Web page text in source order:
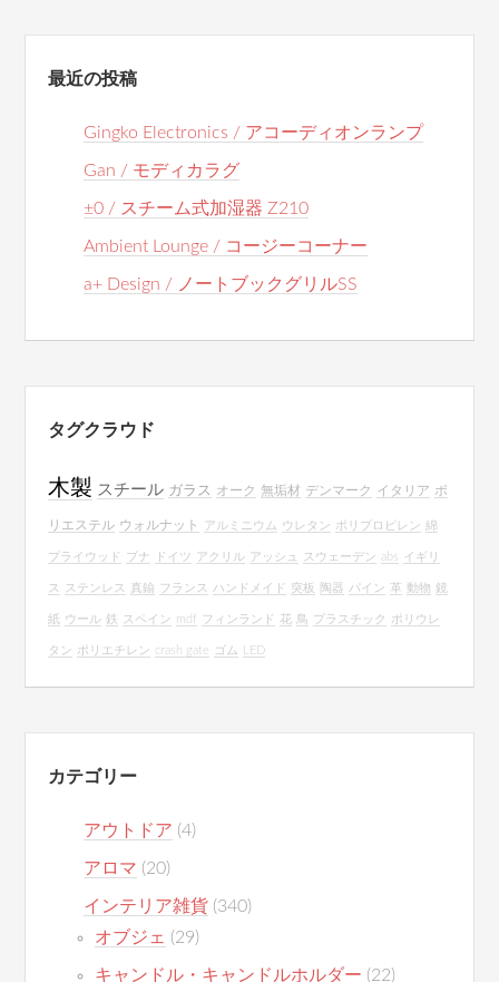
最近の投稿
Gingko Electronics / アコーディオンランプ
Gan / モディカラグ
±0 / スチーム式加湿器 Z210
Ambient Lounge / コージーコーナー
a+ Design / ノートブックグリルSS
タグクラウド
木製 スチール ガラス オーク 無垢材 デンマーク イタリア ポ
リエステル ウォルナット アルミニウム ウレタン ポリプロピレン 綿
プライウッド ブナ ドイツ アクリル アッシュ スウェーデン abs イギリ
ス ステンレス 真鍮 フランス ハンドメイド 突板 陶器 パイン 革 動物 鏡
紙 ウール 鉄 スペイン mdf フィンランド 花 鳥 プラスチック ポリウレ
タン ポリエチレン crash gate ゴム LED
カテゴリー
アウトドア (4)
アロマ (20)
インテリア雑貨 (340)
オブジェ (29)
キャンドル・キャンドルホルダー (22)